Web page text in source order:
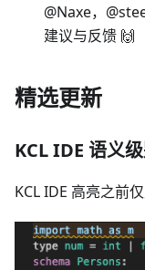
@Naxe，
建议与反馈 🙌
精选更新
KCL IDE 语义
KCL IDE 高亮之前